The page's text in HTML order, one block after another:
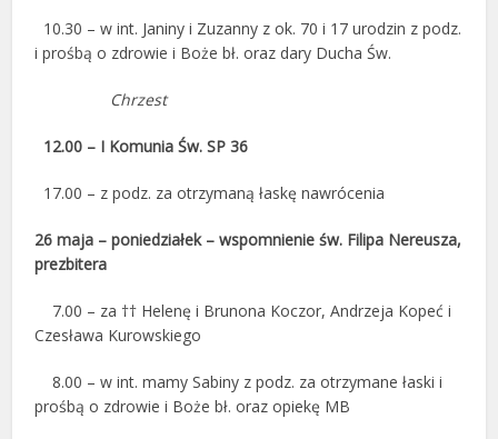
10.30 – w int. Janiny i Zuzanny z ok. 70 i 17 urodzin z podz.
i prośbą o zdrowie i Boże bł. oraz dary Ducha Św.
Chrzest
12.00 – I Komunia Św. SP 36
17.00 – z podz. za otrzymaną łaskę nawrócenia
26 maja – poniedziałek – wspomnienie św. Filipa Nereusza,
prezbitera
7.00 – za †† Helenę i Brunona Koczor, Andrzeja Kopeć i
Czesława Kurowskiego
8.00 – w int. mamy Sabiny z podz. za otrzymane łaski i
prośbą o zdrowie i Boże bł. oraz opiekę MB